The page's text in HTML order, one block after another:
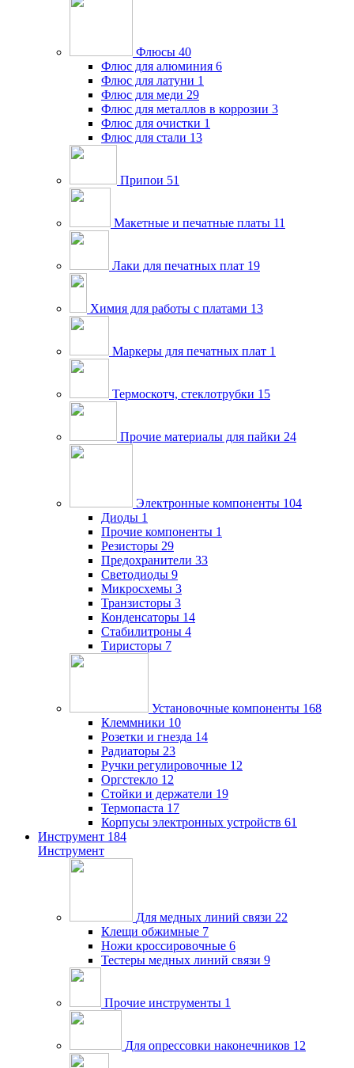
Флюсы 40
Флюс для алюминия 6
Флюс для латуни 1
Флюс для меди 29
Флюс для металлов в коррозии 3
Флюс для очистки 1
Флюс для стали 13
Припои 51
Макетные и печатные платы 11
Лаки для печатных плат 19
Химия для работы с платами 13
Маркеры для печатных плат 1
Термоскотч, стеклотрубки 15
Прочие материалы для пайки 24
Электронные компоненты 104
Диоды 1
Прочие компоненты 1
Резисторы 29
Предохранители 33
Светодиоды 9
Микросхемы 3
Транзисторы 3
Конденсаторы 14
Стабилитроны 4
Тиристоры 7
Установочные компоненты 168
Клеммники 10
Розетки и гнезда 14
Радиаторы 23
Ручки регулировочные 12
Оргстекло 12
Стойки и держатели 19
Термопаста 17
Корпусы электронных устройств 61
Инструмент 184
Инструмент
Для медных линий связи 22
Клещи обжимные 7
Ножи кроссировочные 6
Тестеры медных линий связи 9
Прочие инструменты 1
Для опрессовки наконечников 12